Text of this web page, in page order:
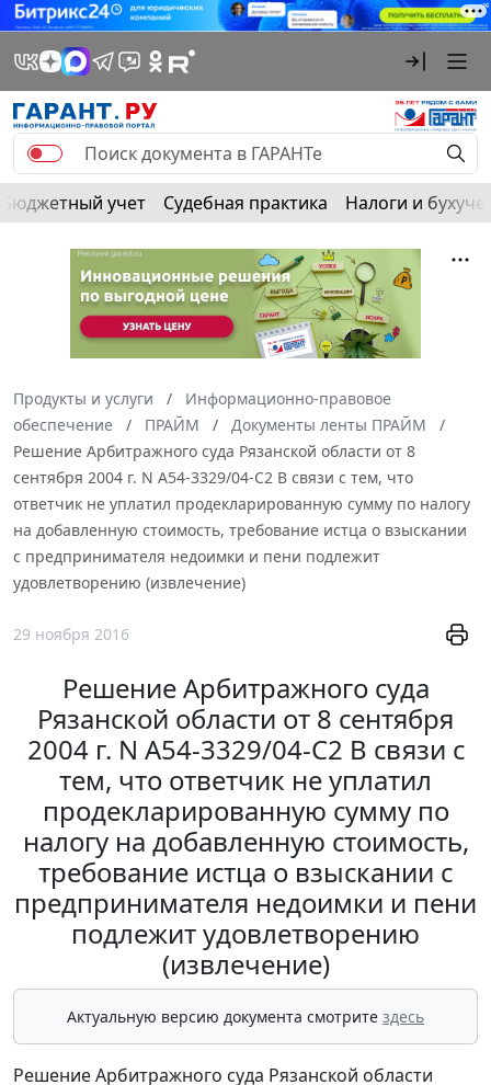
Бюджетный учет Судебная практика Налоги и
Продукты и услуги
Информационно-правовое
обеспечение
ПРАЙМ
Документы ленты ПРАЙМ
Решение Арбитражного суда Рязанской области от 8
сентября 2004 г. N А54-3329/04-С2 В связи с тем, что
ответчик не уплатил продекларированную сумму по налогу
на добавленную стоимость, требование истца о взыскании
с предпринимателя недоимки и пени подлежит
удовлетворению (извлечение)
29 ноября 2016
Решение Арбитражного суда
Рязанской области от 8 сентября
2004 г. N А54-3329/04-С2 В связи с
тем, что ответчик не уплатил
продекларированную сумму по
налогу на добавленную стоимость,
требование истца о взыскании с
предпринимателя недоимки и пени
подлежит удовлетворению
(извлечение)
Актуальную версию документа смотрите здесь
Решение Арбитражного суда Рязанской области